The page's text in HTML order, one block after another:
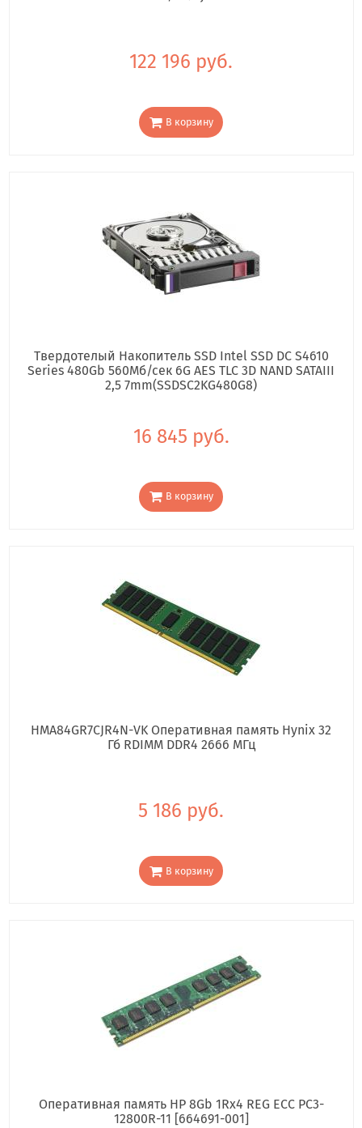
122 196 руб.
В корзину
Твердотелый Накопитель SSD Intel SSD DC S4610
Series 480Gb 560Мб/сек 6G AES TLC 3D NAND SATAIII
2,5 7mm(SSDSC2KG480G8)
16 845 руб.
В корзину
HMA84GR7CJR4N-VK Оперативная память Hynix 32
Гб RDIMM DDR4 2666 МГц
5 186 руб.
В корзину
Оперативная память HP 8Gb 1Rx4 REG ECC PC3-
12800R-11 [664691-001]